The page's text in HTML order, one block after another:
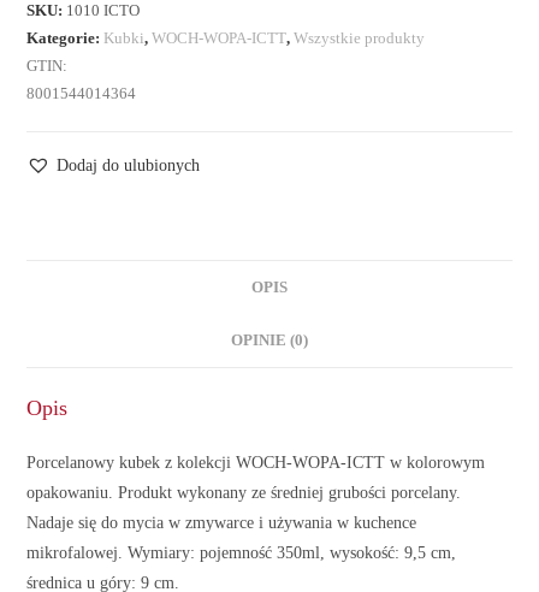
SKU: 1010 ICTO
Kategorie: Kubki,WOCH-WOPA-ICTT,Wszystkie produkty
GTIN:
8001544014364
Dodaj do ulubionych
OPIS
OPINIE (0)
Opis
Porcelanowy kubek z kolekcji WOCH-WOPA-ICTT w kolorowym
opakowaniu. Produkt wykonany ze średniej grubości porcelany.
Nadaje się do mycia w zmywarce i używania w kuchence
mikrofalowej. Wymiary: pojemność 350ml, wysokość: 9,5 cm,
średnica u góry: 9 cm.